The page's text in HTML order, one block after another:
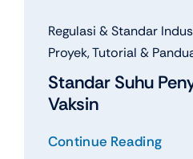
Regulasi & Standar
Proyek,Tutorial &
Standar Suhu
Vaksin
Continue Reading